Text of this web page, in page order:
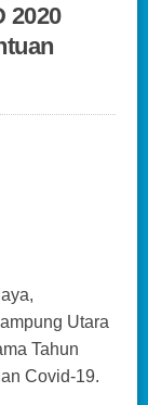
2020
Utara
Tahun
Covid-19.